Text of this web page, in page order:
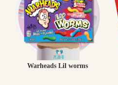
!
Warheads Lil worms